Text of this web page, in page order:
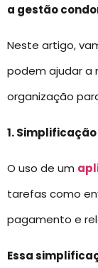
a gestão
Neste artigo,
podem ajudar a
organização
1.
O uso de um
tarefas como
pagamento e
Essa